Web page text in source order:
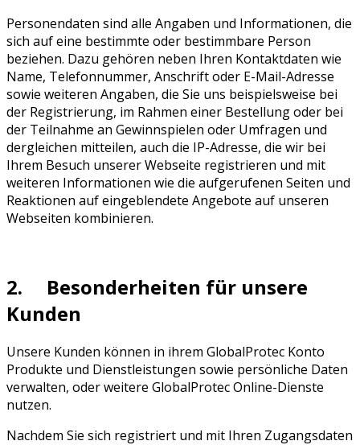
Personendaten sind alle Angaben und Informationen, die
sich auf eine bestimmte oder bestimmbare Person
beziehen. Dazu gehören neben Ihren Kontaktdaten wie
Name, Telefonnummer, Anschrift oder E-Mail-Adresse
sowie weiteren Angaben, die Sie uns beispielsweise bei
der Registrierung, im Rahmen einer Bestellung oder bei
der Teilnahme an Gewinnspielen oder Umfragen und
dergleichen mitteilen, auch die IP-Adresse, die wir bei
Ihrem Besuch unserer Webseite registrieren und mit
weiteren Informationen wie die aufgerufenen Seiten und
Reaktionen auf eingeblendete Angebote auf unseren
Webseiten kombinieren.
2. Besonderheiten für unsere
Kunden
Unsere Kunden können in ihrem GlobalProtec Konto
Produkte und Dienstleistungen sowie persönliche Daten
verwalten, oder weitere GlobalProtec Online-Dienste
nutzen.
Nachdem Sie sich registriert und mit Ihren Zugangsdaten